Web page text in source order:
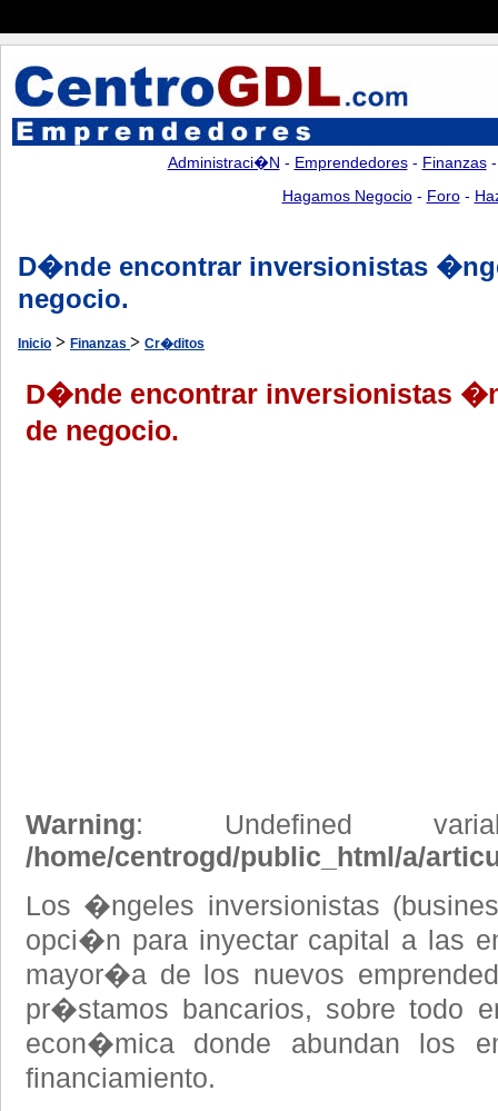
Administraci�n - Emprendedores- Finanzas
Hagamos Negocio- Foro-
D�nde encontrar inversionistas
negocio.
Inicio > Finanzas > Cr�ditos
D�nde encontrar inversionistas
de negocio.
Warning: Undefined
/home/centrogd/public_html/a/
Los �ngeles inversionistas
opci�n para inyectar capital a las
mayor�a de los nuevos
pr�stamos bancarios, sobre todo
econ�mica donde abundan los
financiamiento.